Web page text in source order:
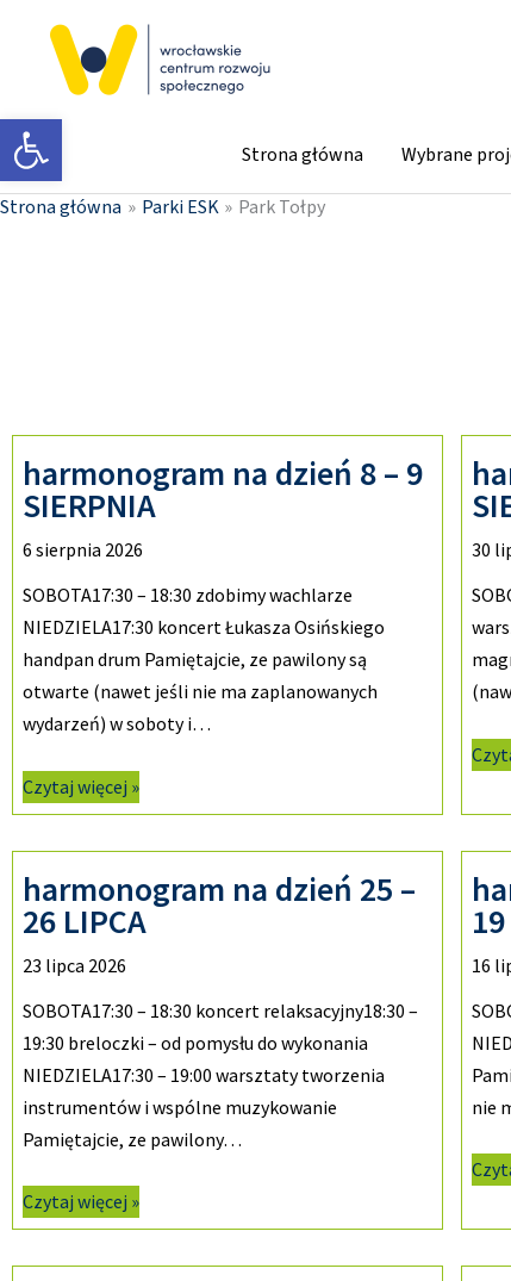
Otwórz pasek narzędzi Strona główna Wybrane
Strona główna Parki ESK Park Tołpy
harmonogram na dzień 8 – 9
SIERPNIA
6 sierpnia 2026
SOBOTA17:30 – 18:30 zdobimy wachlarze
NIEDZIELA17:30 koncert Łukasza Osińskiego
handpan drum Pamiętajcie, ze pawilony są
otwarte (nawet jeśli nie ma zaplanowanych
wydarzeń) w soboty i…
Czytaj więcej »
30
harmonogram na dzień 25 –
26 LIPCA
23 lipca 2026
SOBOTA17:30 – 18:30 koncert relaksacyjny18:30 –
19:30 breloczki – od pomysłu do wykonania
NIEDZIELA17:30 – 19:00 warsztaty tworzenia
instrumentów i wspólne muzykowanie
Pamiętajcie, ze pawilony…
Czytaj więcej »
16
nie